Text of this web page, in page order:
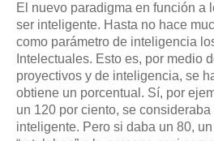
El nuevo paradigma en función a
ser inteligente. Hasta no hace
como parámetro de inteligencia
Intelectuales. Esto es, por medio
proyectivos y de inteligencia, se
obtiene un porcentual. Sí, por
un 120 por ciento, se
inteligente. Pero si daba un 80,